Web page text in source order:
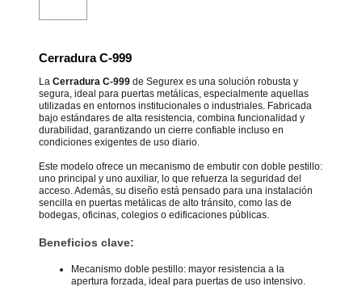
Cerradura C-999
La Cerradura C-999 de Segurex es una solución robusta y
segura, ideal para puertas metálicas, especialmente aquellas
utilizadas en entornos institucionales o industriales. Fabricada
bajo estándares de alta resistencia, combina funcionalidad y
durabilidad, garantizando un cierre confiable incluso en
condiciones exigentes de uso diario.
Este modelo ofrece un mecanismo de embutir con doble pestillo:
uno principal y uno auxiliar, lo que refuerza la seguridad del
acceso. Además, su diseño está pensado para una instalación
sencilla en puertas metálicas de alto tránsito, como las de
bodegas, oficinas, colegios o edificaciones públicas.
Beneficios clave:
Mecanismo doble pestillo: mayor resistencia a la
apertura forzada, ideal para puertas de uso intensivo.